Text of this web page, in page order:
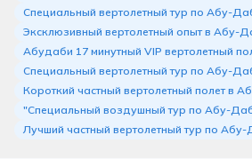
Специальный вертолетный тур по Абу-
Эксклюзивный вертолетный опыт в Абу-
Абудаби 17 минутный VIP вертолетный
Специальный вертолетный тур по Абу-
Короткий частный вертолетный полет в
"Специальный воздушный тур по Абу-
Лучший частный вертолетный тур по